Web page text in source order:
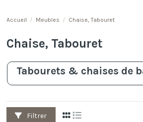
Accueil Meubles Chaise, Tabouret
Chaise, Tabouret
Tabourets & chaises de
Filtrer